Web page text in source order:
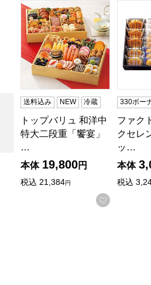
前の商品
トップバリュ 和洋中特大二段
送料込み NEW 冷蔵
トップバリュ 和洋中
特大二段重「饗宴」
…
本体 19,800円
税込 21,384円
お気に入
ファク
330ボー
ファク
クセレ
ッ…
本体
税込
得・期間限定商品から絞り込むこ